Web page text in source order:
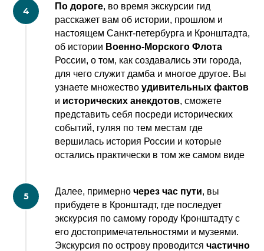
По дороге, во время экскурсии гид
расскажет вам об истории, прошлом и
настоящем Санкт-петербурга и Кронштадта,
об истории Военно-Морского Флота
России, о том, как создавались эти города,
для чего служит дамба и многое другое. Вы
узнаете множество удивительных фактов
и исторических анекдотов, сможете
представить себя посреди исторических
событий, гуляя по тем местам где
вершилась история России и которые
остались практически в том же самом виде
Далее, примерно через час пути, вы
прибудете в Кронштадт, где последует
экскурсия по самому городу Кронштадту с
его достопримечательностями и музеями.
Экскурсия по острову проводится частично